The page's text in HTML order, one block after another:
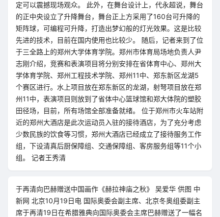
定可以震撼现场观众。 此外，在舞台设计上，代永超说，舞台
的正中央设立了升降舞台，舞台正上方采用了160台可升降的
矩阵球，可编程可升降，打造出梦幻般的灯光效果。这是比较
先进的技术，目前在国内使用也比较少。 随后，记者来到了位
于三全路上的郑州大学体育学院。郑州市体育局场地负责人尹
志刚介绍，竞赛和表演项目将分别安排在省体育中心、郑州大
学体育学院、郑州工程技术学院、郑州11中、郑东新区龙湖5
个赛区进行。水上项目放在郑东新区的龙湖，射弩项目放在郑
州11中，表演项目则放到了省体中心篮球馆和郑大体院的塑胶
田径场，目前，所有场馆全部准备就绪。 位于郑州市火车站附
近的郑州大酒店是此次运动员入驻的接待酒店，为了充分考虑
少数民族的饮食等习惯，郑州大酒店已经成立了接待服务工作
组，下设清真后厨保障组、交通保障组、客房服务组等11个小
组。 记者王秀清
于再清向巴赫赠送中国画作《赫拉神庙之秋》 吴爱华 供图 中
新网 北京10月19日电 国际奥委会副主席、北京冬奥组委副主
席于再清19日在希腊雅典向国际奥委会主席巴赫赠送了一幅名